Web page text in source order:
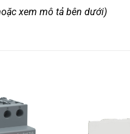
xem mô tả bên dưới)